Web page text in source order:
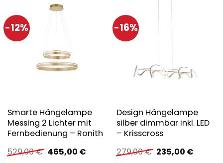
-12%
Smarte Hängelampe
Messing 2 Lichter mit
Fernbedienung – Ronith
529,00€ Ursprünglicher
Preis
465,00 €Aktueller
-16%
Design Hängelampe
silber dimmbar inkl. LED
– Krisscross
279,00€ Ursprünglicher
Preis
235,00 €